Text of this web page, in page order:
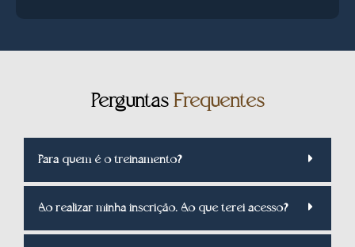
PerguntasFrequentes
Para quem é o treinamento?
Ao realizar minha inscrição. Ao que terei acesso?